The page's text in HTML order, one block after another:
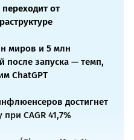
от
миров и 5 млн
после запуска — темп,
ChatGPT
достигнет
CAGR 41,7%